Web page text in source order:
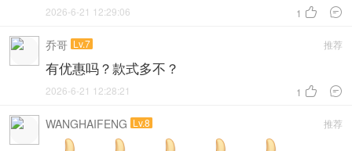
1  
2026-6-21 12:29:06
推荐
乔哥 Lv.7
有优惠吗？款式多不？
1  
2026-6-21 12:28:21
推荐
WANGHAIFENG Lv.8